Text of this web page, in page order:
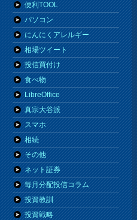
便利TOOL
パソコン
にんにくアレルギー
相場ツイート
投信買付け
食べ物
LibreOffice
真宗大谷派
スマホ
相続
その他
ネット証券
毎月分配投信コラム
投資教訓
投資戦略